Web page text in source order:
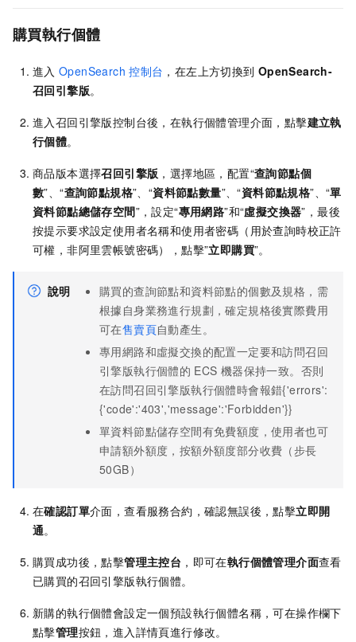
購買執行個體
進入 OpenSearch 控制台 ，在左上方切換到 OpenSearch-
召回引擎版。
進入召回引擎版控制台後，在執行個體管理介面，點擊建立執
行個體。
商品版本選擇召回引擎版 ，選擇地區，配置“查詢節點個
數”、“查詢節點規格”、“資料節點數量”、“資料節點規格”、“單
資料節點總儲存空間”，設定“專用網路”和“虛擬交換器”，最後
按提示要求設定使用者名稱和使用者密碼（用於查詢時校正許
可權，非阿里雲帳號密碼），點擊”立即購買”。
說明
購買的查詢節點和資料節點的個數及規格，需
根據自身業務進行規劃，確定規格後實際費用
可在售賣頁自動產生。
專用網路和虛擬交換的配置一定要和訪問召回
引擎版執行個體的 ECS 機器保持一致。否則
在訪問召回引擎版執行個體時會報錯{'errors':
{'code':'403','message':'Forbidden'}}
單資料節點儲存空間有免費額度，使用者也可
申請額外額度，按額外額度部分收費（步長
50GB）
在確認訂單介面，查看服務合約，確認無誤後，點擊立即開
通。
購買成功後，點擊管理主控台 ，即可在執行個體管理介面查看
已購買的召回引擎版執行個體。
新購的執行個體會設定一個預設執行個體名稱，可在操作欄下
點擊管理按鈕，進入詳情頁進行修改。